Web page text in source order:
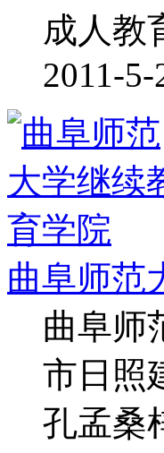
成人教
2011-5-
曲阜师范
曲阜师
市日照
孔孟桑